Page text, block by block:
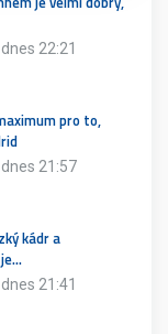
dnes 22:21
pro to,
dnes 21:57
kádr a
dnes 21:41